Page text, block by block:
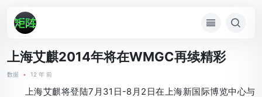
上海艾麒2014年将在WMGC再续精彩
数据 • 12 年 前
上海艾麒将登陆7月31日-8月2日在上海新国际博览中心与